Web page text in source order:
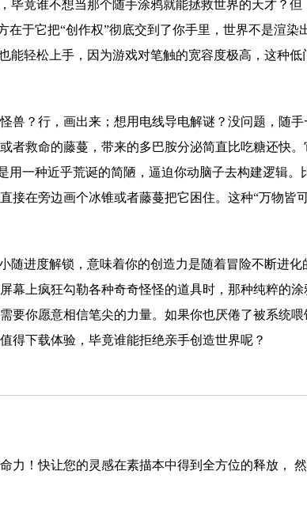
毕竟谁不想当那个随手涂鸦就能拯救世界的天才？但
于它把“创作权”彻底交到了你手里，世界不是渲染
能轻松上手，因为游戏对笔触的宽容度极高，这种低
兽？行，画出来；想用电线导电解谜？没问题，随手
者救命的藤蔓，带来的多巴胺分泌简直比吃糖还快。
一种近乎荒诞的简陋，逼迫你动脑子去构建逻辑。
接在旁边画个冰锥或者藤蔓把它困住。这种“万物皆
随进度解锁，意味着你的创造力是随着冒险不断进化
幕上疯狂勾勒各种奇奇怪怪的道具时，那种纯粹的涂
要你愿意相信笔尖的力量。如果你也厌倦了被系统喂
得下载体验，毕竟谁能拒绝亲手创造世界呢？
力！快让您的灵感在素描本中得到全方位的释放，